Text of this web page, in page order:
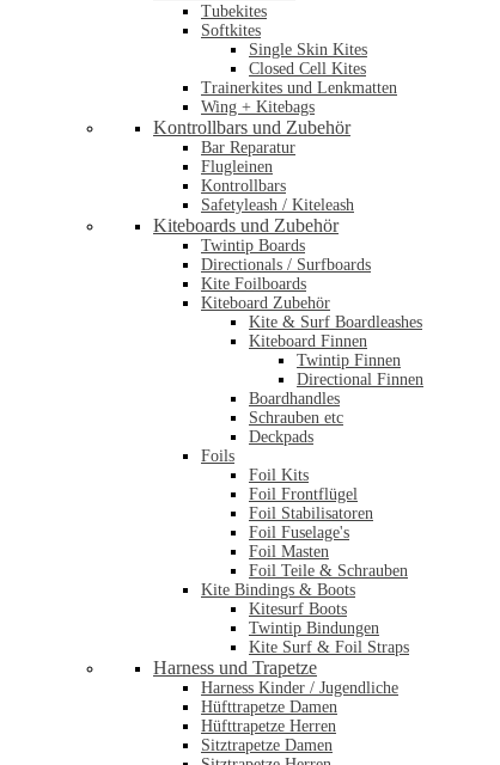
Tubekites
Softkites
Single Skin Kites
Closed Cell Kites
Trainerkites und Lenkmatten
Wing + Kitebags
Kontrollbars und Zubehör
Bar Reparatur
Flugleinen
Kontrollbars
Safetyleash / Kiteleash
Kiteboards und Zubehör
Twintip Boards
Directionals / Surfboards
Kite Foilboards
Kiteboard Zubehör
Kite & Surf Boardleashes
Kiteboard Finnen
Twintip Finnen
Directional Finnen
Boardhandles
Schrauben etc
Deckpads
Foils
Foil Kits
Foil Frontflügel
Foil Stabilisatoren
Foil Fuselage's
Foil Masten
Foil Teile & Schrauben
Kite Bindings & Boots
Kitesurf Boots
Twintip Bindungen
Kite Surf & Foil Straps
Harness und Trapetze
Harness Kinder / Jugendliche
Hüfttrapetze Damen
Hüfttrapetze Herren
Sitztrapetze Damen